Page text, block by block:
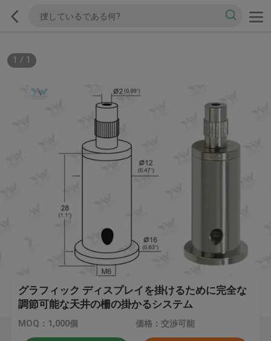
1 / 1
グラフィック ディスプレイを掛けるために完全な
調節可能な天井の柵の掛かるシステム
MOQ：1,000個 価格：交渉可能